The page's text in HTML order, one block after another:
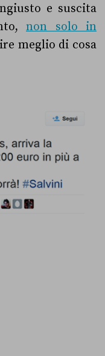
e suscita
non solo in
meglio di cosa